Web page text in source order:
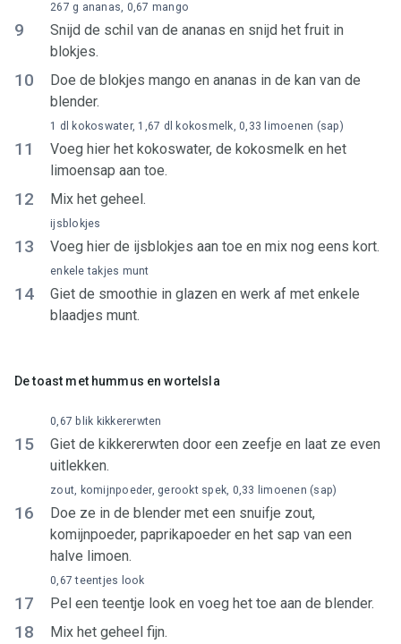
9
Snijd de schil van de ananas en snijd het fruit in
blokjes.
267 g ananas, 0,67 mango
10
Doe de blokjes mango en ananas in de kan van de
blender.
11
Voeg hier het kokoswater, de kokosmelk en het
limoensap aan toe.
1 dl kokoswater, 1,67 dl kokosmelk, 0,33 limoenen (sap)
12 Mix het geheel.
13 Voeg hier de ijsblokjes aan toe en mix nog eens kort.
ijsblokjes
14
Giet de smoothie in glazen en werk af met enkele
blaadjes munt.
enkele takjes munt
De toast met hummus en wortelsla
15
Giet de kikkererwten door een zeefje en laat ze even
uitlekken.
0,67 blik kikkererwten
16
Doe ze in de blender met een snuifje zout,
komijnpoeder, paprikapoeder en het sap van een
halve limoen.
zout, komijnpoeder, gerookt spek, 0,33 limoenen (sap)
17 Pel een teentje look en voeg het toe aan de blender.
0,67 teentjes look
18 Mix het geheel fijn.